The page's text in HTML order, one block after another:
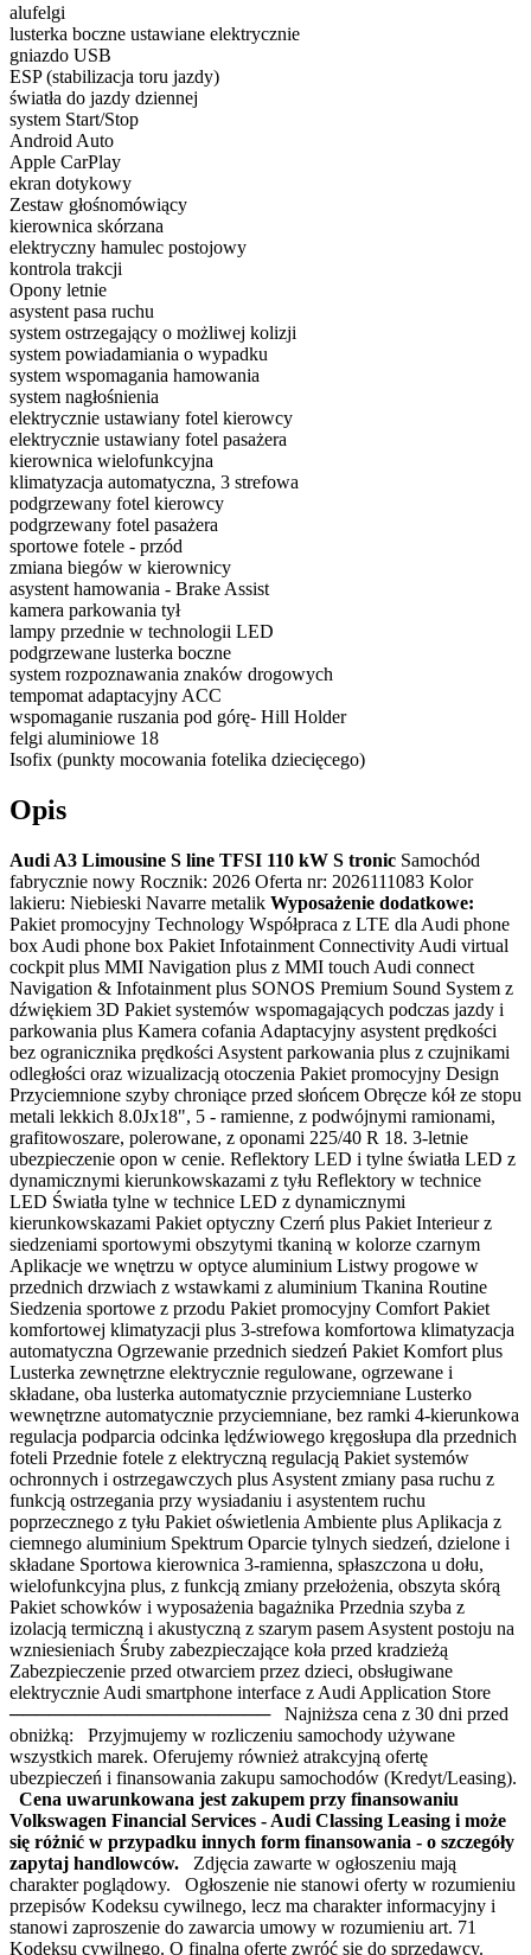
alufelgi
lusterka boczne ustawiane elektrycznie
gniazdo USB
ESP (stabilizacja toru jazdy)
światła do jazdy dziennej
system Start/Stop
Android Auto
Apple CarPlay
ekran dotykowy
Zestaw głośnomówiący
kierownica skórzana
elektryczny hamulec postojowy
kontrola trakcji
Opony letnie
asystent pasa ruchu
system ostrzegający o możliwej kolizji
system powiadamiania o wypadku
system wspomagania hamowania
system nagłośnienia
elektrycznie ustawiany fotel kierowcy
elektrycznie ustawiany fotel pasażera
kierownica wielofunkcyjna
klimatyzacja automatyczna, 3 strefowa
podgrzewany fotel kierowcy
podgrzewany fotel pasażera
sportowe fotele - przód
zmiana biegów w kierownicy
asystent hamowania - Brake Assist
kamera parkowania tył
lampy przednie w technologii LED
podgrzewane lusterka boczne
system rozpoznawania znaków drogowych
tempomat adaptacyjny ACC
wspomaganie ruszania pod górę- Hill Holder
felgi aluminiowe 18
Isofix (punkty mocowania fotelika dziecięcego)
Opis
Audi A3 Limousine S line TFSI 110 kW S tronic Samochód
fabrycznie nowy Rocznik: 2026 Oferta nr: 2026111083 Kolor
lakieru: Niebieski Navarre metalik Wyposażenie dodatkowe:
Pakiet promocyjny Technology Współpraca z LTE dla Audi phone
box Audi phone box Pakiet Infotainment Connectivity Audi virtual
cockpit plus MMI Navigation plus z MMI touch Audi connect
Navigation & Infotainment plus SONOS Premium Sound System z
dźwiękiem 3D Pakiet systemów wspomagających podczas jazdy i
parkowania plus Kamera cofania Adaptacyjny asystent prędkości
bez ogranicznika prędkości Asystent parkowania plus z czujnikami
odległości oraz wizualizacją otoczenia Pakiet promocyjny Design
Przyciemnione szyby chroniące przed słońcem Obręcze kół ze stopu
metali lekkich 8.0Jx18", 5 - ramienne, z podwójnymi ramionami,
grafitowoszare, polerowane, z oponami 225/40 R 18. 3-letnie
ubezpieczenie opon w cenie. Reflektory LED i tylne światła LED z
dynamicznymi kierunkowskazami z tyłu Reflektory w technice
LED Światła tylne w technice LED z dynamicznymi
kierunkowskazami Pakiet optyczny Czerń plus Pakiet Interieur z
siedzeniami sportowymi obszytymi tkaniną w kolorze czarnym
Aplikacje we wnętrzu w optyce aluminium Listwy progowe w
przednich drzwiach z wstawkami z aluminium Tkanina Routine
Siedzenia sportowe z przodu Pakiet promocyjny Comfort Pakiet
komfortowej klimatyzacji plus 3-strefowa komfortowa klimatyzacja
automatyczna Ogrzewanie przednich siedzeń Pakiet Komfort plus
Lusterka zewnętrzne elektrycznie regulowane, ogrzewane i
składane, oba lusterka automatycznie przyciemniane Lusterko
wewnętrzne automatycznie przyciemniane, bez ramki 4-kierunkowa
regulacja podparcia odcinka lędźwiowego kręgosłupa dla przednich
foteli Przednie fotele z elektryczną regulacją Pakiet systemów
ochronnych i ostrzegawczych plus Asystent zmiany pasa ruchu z
funkcją ostrzegania przy wysiadaniu i asystentem ruchu
poprzecznego z tyłu Pakiet oświetlenia Ambiente plus Aplikacja z
ciemnego aluminium Spektrum Oparcie tylnych siedzeń, dzielone i
składane Sportowa kierownica 3-ramienna, spłaszczona u dołu,
wielofunkcyjna plus, z funkcją zmiany przełożenia, obszyta skórą
Pakiet schowków i wyposażenia bagażnika Przednia szyba z
izolacją termiczną i akustyczną z szarym pasem Asystent postoju na
wzniesieniach Śruby zabezpieczające koła przed kradzieżą
Zabezpieczenie przed otwarciem przez dzieci, obsługiwane
elektrycznie Audi smartphone interface z Audi Application Store
──────────────────── Najniższa cena z 30 dni przed
obniżką: Przyjmujemy w rozliczeniu samochody używane
wszystkich marek. Oferujemy również atrakcyjną ofertę
ubezpieczeń i finansowania zakupu samochodów (Kredyt/Leasing).
Cena uwarunkowana jest zakupem przy finansowaniu
Volkswagen Financial Services - Audi Classing Leasing i może
się różnić w przypadku innych form finansowania - o szczegóły
zapytaj handlowców. Zdjęcia zawarte w ogłoszeniu mają
charakter poglądowy. Ogłoszenie nie stanowi oferty w rozumieniu
przepisów Kodeksu cywilnego, lecz ma charakter informacyjny i
stanowi zaproszenie do zawarcia umowy w rozumieniu art. 71
Kodeksu cywilnego. O finalną ofertę zwróć się do sprzedawcy.